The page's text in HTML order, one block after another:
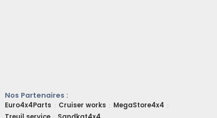
Nos Partenaires :
Euro4x4Parts : Cruiser works : MegaStore4x4 :